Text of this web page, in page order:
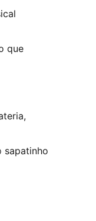
que
sapatinho